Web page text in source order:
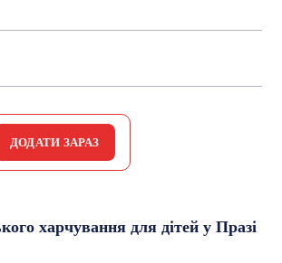
ДОДАТИ ЗАРАЗ
харчування для дітей у Празі